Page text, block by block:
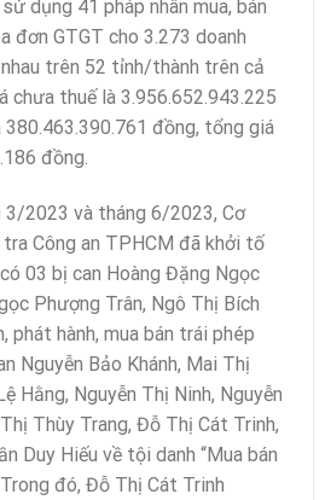
dụng 41 pháp nhân mua, bán
đơn GTGT cho 3.273 doanh
trên 52 tỉnh/thành trên cả
thuế là 3.956.652.943.225
380.463.390.761 đồng, tổng giá
đồng.
3/2023 và tháng 6/2023, Cơ
Công an TPHCM đã khởi tố
03 bị can Hoàng Đặng Ngọc
Phượng Trân, Ngô Thị Bích
phát hành, mua bán trái phép
Nguyễn Bảo Khánh, Mai Thị
Hằng, Nguyễn Thị Ninh, Nguyễn
Thùy Trang, Đỗ Thị Cát Trinh,
Duy Hiếu về tội danh “Mua bán
đó, Đỗ Thị Cát Trinh